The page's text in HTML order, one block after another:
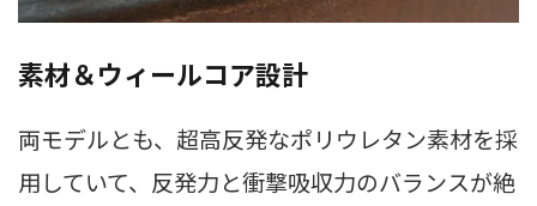
素材＆ウィールコア設計
両モデルとも、超高反発なポリウレタン素材を採
用していて、反発力と衝撃吸収力のバランスが絶